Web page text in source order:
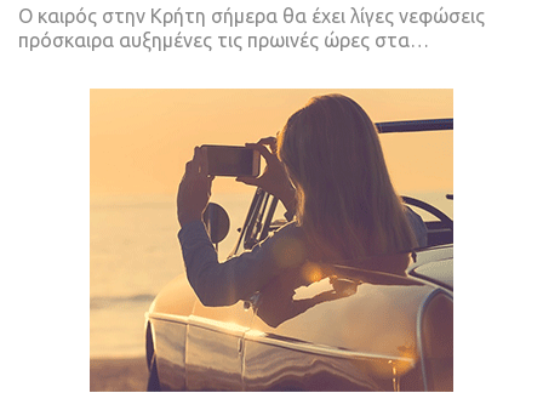
Ο καιρός στην Κρήτη σήμερα θα έχει λίγες νεφώσεις
πρόσκαιρα αυξημένες τις πρωινές ώρες στα…